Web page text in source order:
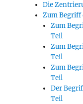
Die
Zum Begriff
Zum
Teil
Zum
Teil
Zum
Teil
Der
Teil